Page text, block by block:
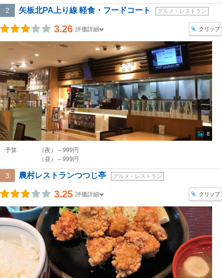
2 矢板北PA上り線 軽食・フードコート グルメ・レストラン
3.26 評価詳細 クリップ
8
予算
（夜）～999円
（昼）～999円
3 農村レストランつつじ亭 グルメ・レストラン
3.25 評価詳細 クリップ